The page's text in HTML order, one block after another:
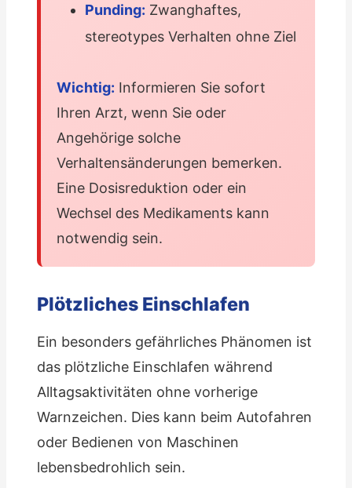
Punding: Zwanghaftes,
stereotypes Verhalten ohne Ziel
Wichtig: Informieren Sie sofort
Ihren Arzt, wenn Sie oder
Angehörige solche
Verhaltensänderungen bemerken.
Eine Dosisreduktion oder ein
Wechsel des Medikaments kann
notwendig sein.
Plötzliches Einschlafen
Ein besonders gefährliches Phänomen ist
das plötzliche Einschlafen während
Alltagsaktivitäten ohne vorherige
Warnzeichen. Dies kann beim Autofahren
oder Bedienen von Maschinen
lebensbedrohlich sein.